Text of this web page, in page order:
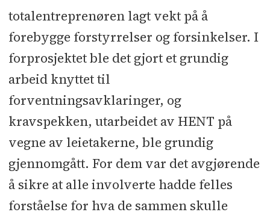
nett: Global Office
Merking og skilt:
Eurosign l Automasjon og SD-anlegg:
EM Systemerl Rør: Gran VVS
Gasslukkeanlegg: Fire Eaterl
Ventilasjon: Vestfold klima og
ventilasjonlElektro: Alt Installasjon
lHeis: SchindlerlUtomhus: Bjørns
Hage og AnlegglUtvendig støp:
Velde Gulv lSolceller: Norsolarl
Byggvask: RTBC
totalentreprenøren lagt vekt på å
forebygge forstyrrelser og forsinkelser. I
forprosjektet ble det gjort et grundig
arbeid knyttet til
forventningsavklaringer, og
kravspekken, utarbeidet av HENT på
vegne av leietakerne, ble grundig
gjennomgått. For dem var det avgjørende
å sikre at alle involverte hadde felles
forståelse for hva de sammen skulle